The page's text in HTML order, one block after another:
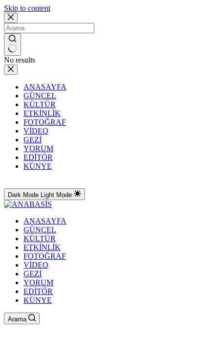
Skip to content
No results
ANASAYFA
GÜNCEL
KÜLTÜR
ETKİNLİK
FOTOĞRAF
VİDEO
GEZİ
YORUM
EDİTÖR
KÜNYE
Dark Mode Light Mode
ANASAYFA
GÜNCEL
KÜLTÜR
ETKİNLİK
FOTOĞRAF
VİDEO
GEZİ
YORUM
EDİTÖR
KÜNYE
Arama